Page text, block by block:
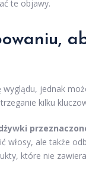
te objawy.
jednak
kilku
włosy, ale także
które nie